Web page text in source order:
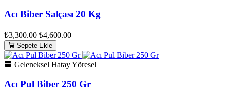
Acı Biber Salçası 20 Kg
₺3,300.00 ₺4,600.00
Sepete Ekle
Geleneksel Hatay Yöresel
Acı Pul Biber 250 Gr